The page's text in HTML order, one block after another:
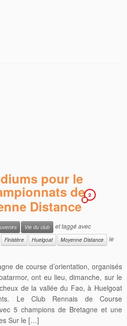
pour le
de
Distance
2
Vie du club et taggé avec
Finistère Huelgoat Moyenne Distance
le
de course d’orientation, organisés
ont eu lieu, dimanche, sur le
de la vallée du Fao, à Huelgoat
Le Club Rennais de Course
5 champions de Bretagne et une
Sur le […]